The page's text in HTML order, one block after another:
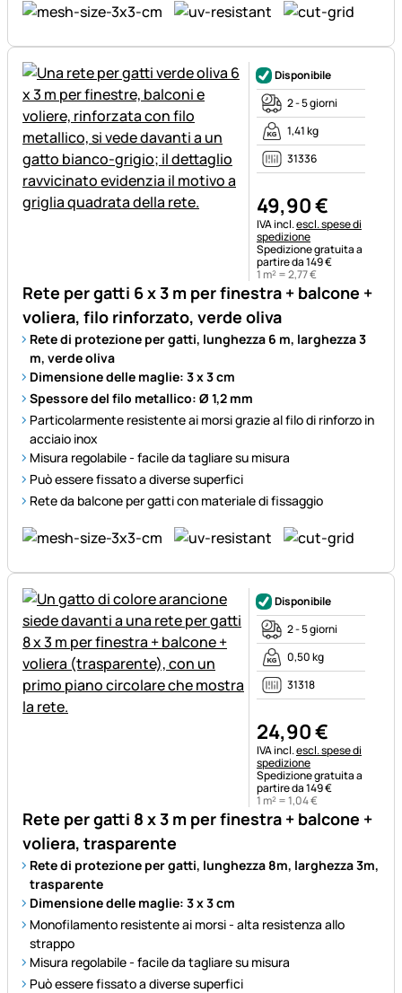
Rete per gatti 6 x 3 m per finestra + balcone +
voliera, filo rinforzato, verde oliva
Rete di protezione per gatti, lunghezza 6 m, larghezza 3
m, verde oliva
Dimensione delle maglie: 3 x 3 cm
Spessore del filo metallico: Ø 1,2 mm
Particolarmente resistente ai morsi grazie al filo di rinforzo in
acciaio inox
Misura regolabile - facile da tagliare su misura
Può essere fissato a diverse superfici
Rete da balcone per gatti con materiale di fissaggio
Disponibile
2 - 5 giorni
1,41 kg
31336
49,90€
Informazioni fiscali:
IVA incl.escl. spese di
spedizione
Spedizione gratuita a
partire da 149 €
1 m² =2,77€
Rete per gatti 8 x 3 m per finestra + balcone +
voliera, trasparente
Rete di protezione per gatti, lunghezza 8m, larghezza 3m,
trasparente
Dimensione delle maglie: 3 x 3 cm
Monofilamento resistente ai morsi - alta resistenza allo
strappo
Misura regolabile - facile da tagliare su misura
Può essere fissato a diverse superfici
Disponibile
2 - 5 giorni
0,50 kg
31318
24,90€
Informazioni fiscali:
IVA incl.escl. spese di
spedizione
Spedizione gratuita a
partire da 149 €
1 m² =1,04€